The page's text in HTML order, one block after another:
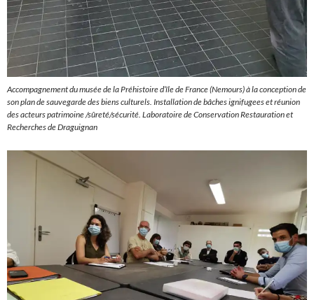
Accompagnement du musée de la Préhistoire d’île de France (Nemours) à la conception de
son plan de sauvegarde des biens culturels. Installation de bâches ignifugees et réunion
des acteurs patrimoine /sûreté/sécurité. Laboratoire de Conservation Restauration et
Recherches de Draguignan